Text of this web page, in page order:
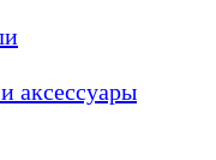
аксессуары